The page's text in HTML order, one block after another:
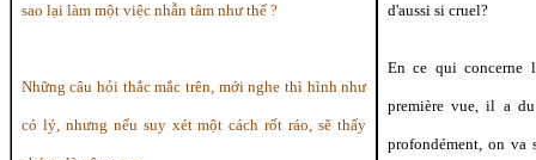
sao lại làm một việc nhẫn tâm như thế ?
Những câu hỏi thắc mắc trên, mới nghe thì hình như
có lý, nhưng nếu suy xét một cách rốt ráo, sẽ thấy
d'aussi si cruel?
En ce qui concerne
première vue, il a
profondément, on va